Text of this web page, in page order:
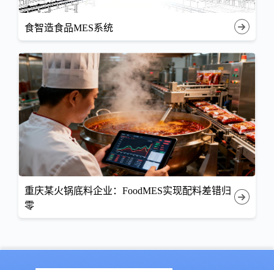
食智造食品MES系统
重庆某火锅底料企业：FoodMES实现配料差错归
零